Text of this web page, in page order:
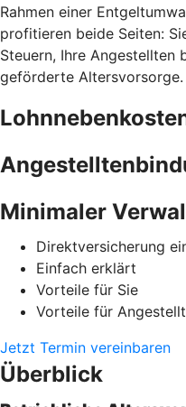
Rahmen einer
profitieren beide Seiten:
Steuern, Ihre Angestellten
geförderte Altersvorsorge.
Minimaler
Direktversicherung
Einfach erklärt
Vorteile für Sie
Vorteile für
Jetzt Termin vereinbaren
Überblick